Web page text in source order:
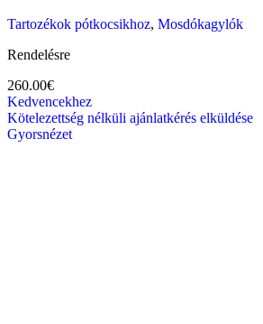
Tartozékok pótkocsikhoz, Mosdókagylók
Rendelésre
260.00€
Kedvencekhez
Kötelezettség nélküli ajánlatkérés elküldése
Gyorsnézet